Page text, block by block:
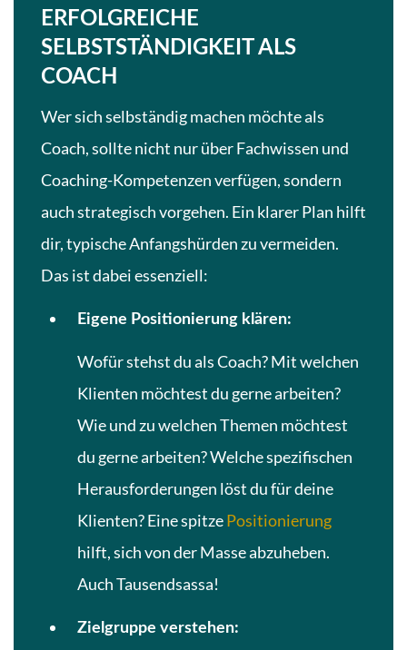
ERFOLGREICHE
SELBSTSTÄNDIGKEIT ALS
COACH
Wer sich selbständig machen möchte als
Coach, sollte nicht nur über Fachwissen und
Coaching-Kompetenzen verfügen, sondern
auch strategisch vorgehen. Ein klarer Plan hilft
dir, typische Anfangshürden zu vermeiden.
Das ist dabei essenziell:
Eigene Positionierung klären:
Wofür stehst du als Coach? Mit welchen
Klienten möchtest du gerne arbeiten?
Wie und zu welchen Themen möchtest
du gerne arbeiten? Welche spezifischen
Herausforderungen löst du für deine
Klienten? Eine spitzePositionierung
hilft, sich von der Masse abzuheben.
Auch Tausendsassa!
Zielgruppe verstehen: